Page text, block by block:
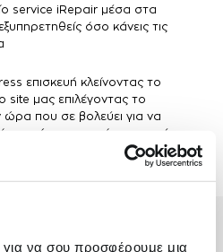
να σου προσφέρουμε μια
service iRepair μέσα στα
όσο κάνεις τις
επισκευή κλείνοντας το
μας επιλέγοντας το
ώρα που σε βολεύει για να
άμεσα, χωρίς αναμονή.